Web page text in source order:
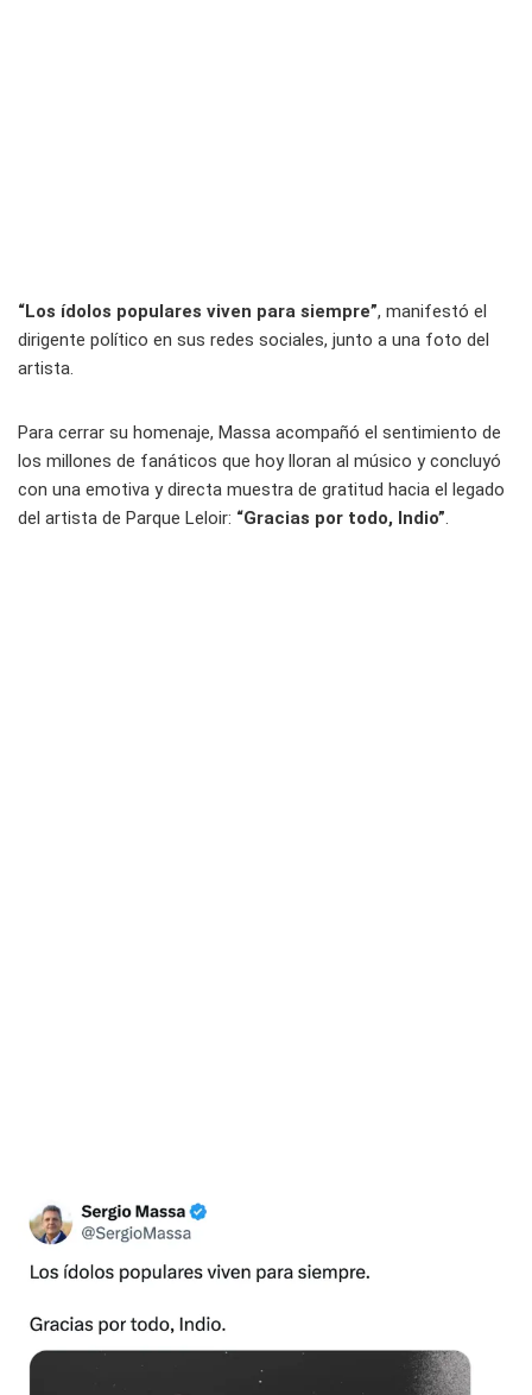
“Los ídolos populares viven para siempre”, manifestó el
dirigente político en sus redes sociales, junto a una foto del
artista.
Para cerrar su homenaje, Massa acompañó el sentimiento de
los millones de fanáticos que hoy lloran al músico y concluyó
con una emotiva y directa muestra de gratitud hacia el legado
del artista de Parque Leloir: “Gracias por todo, Indio”.